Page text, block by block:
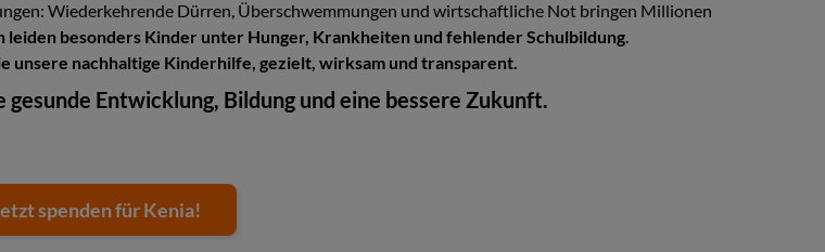
Wiederkehrende Dürren, Überschwemmungen und wirtschaftliche Not bringen Millionen
leiden besonders Kinder unter Hunger, Krankheiten und fehlender Schulbildung.
unsere nachhaltige Kinderhilfe, gezielt, wirksam und transparent.
gesunde Entwicklung, Bildung und eine bessere Zukunft.
spenden für Kenia!